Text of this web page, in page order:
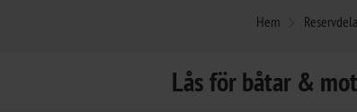
Hem
Lås för båtar &